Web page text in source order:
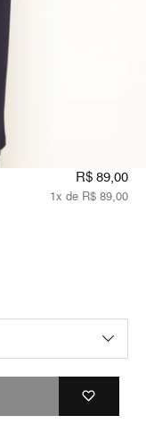
R$ 89,00
1x de R$ 89,00